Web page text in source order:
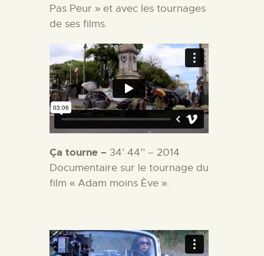
Pas Peur » et avec les tournages
de ses films.
Ça tourne – 34’ 44’’ – 2014
Documentaire sur le tournage du
film « Adam moins Ève ».